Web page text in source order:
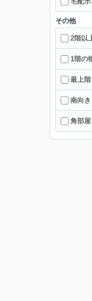
その他
2階以
1階の
最上階
南向き
角部屋